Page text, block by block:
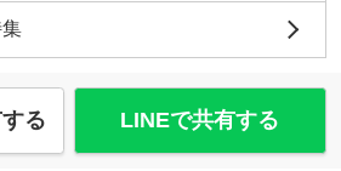
る LINEで共有する